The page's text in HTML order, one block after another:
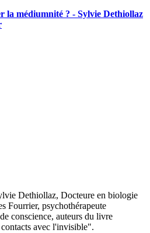
la médiumnité ? - Sylvie Dethiollaz
Dethiollaz, Docteure en biologie
Fourrier, psychothérapeute
conscience, auteurs du livre
avec l'invisible".